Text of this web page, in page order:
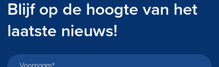
Blijf op de hoogte van het
laatste nieuws!